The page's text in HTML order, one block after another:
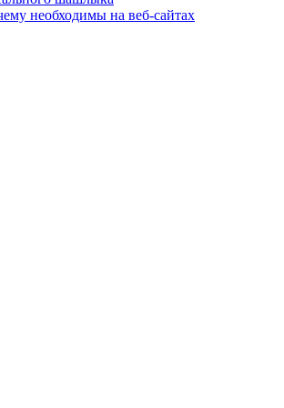
необходимы на веб-сайтах